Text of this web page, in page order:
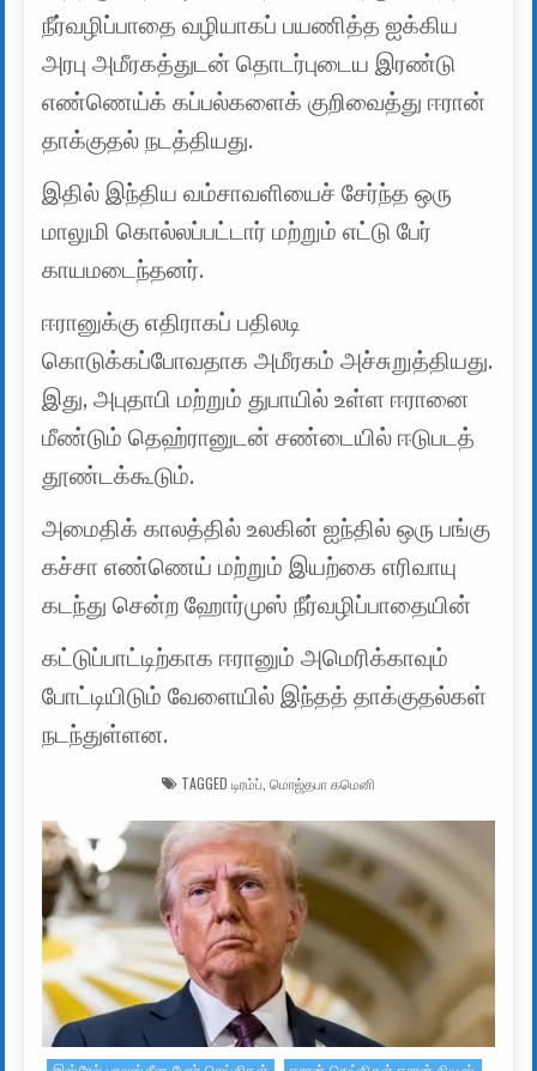
நீர்வழிப்பாதை வழியாகப் பயணித்த ஐக்கிய
அரபு அமீரகத்துடன் தொடர்புடைய இரண்டு
எண்ணெய்க் கப்பல்களைக் குறிவைத்து ஈரான்
தாக்குதல் நடத்தியது.
இதில் இந்திய வம்சாவளியைச் சேர்ந்த ஒரு
மாலுமி கொல்லப்பட்டார் மற்றும் எட்டு பேர்
காயமடைந்தனர்.
ஈரானுக்கு எதிராகப் பதிலடி
கொடுக்கப்போவதாக அமீரகம் அச்சுறுத்தியது.
இது, அபுதாபி மற்றும் துபாயில் உள்ள ஈரானை
மீண்டும் தெஹ்ரானுடன் சண்டையில் ஈடுபடத்
தூண்டக்கூடும்.
அமைதிக் காலத்தில் உலகின் ஐந்தில் ஒரு பங்கு
கச்சா எண்ணெய் மற்றும் இயற்கை எரிவாயு
கடந்து சென்ற ஹோர்முஸ் நீர்வழிப்பாதையின்
கட்டுப்பாட்டிற்காக ஈரானும் அமெரிக்காவும்
போட்டியிடும் வேளையில் இந்தத் தாக்குதல்கள்
நடந்துள்ளன.
TAGGED டிரம்ப் மொஜ்தபா கமெனி